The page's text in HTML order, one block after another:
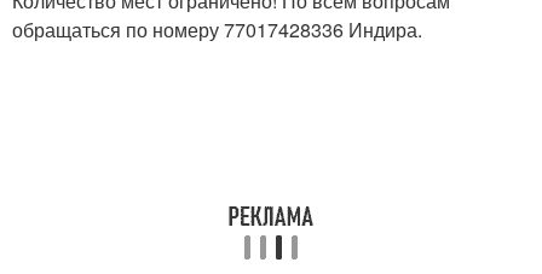
обращаться по номеру 77017428336 Индира.